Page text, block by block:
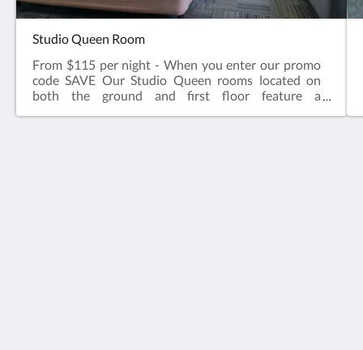
Studio Queen Room
From $115 per night - When you enter our promo
code SAVE Our Studio Queen rooms located on
both the ground and first floor feature a